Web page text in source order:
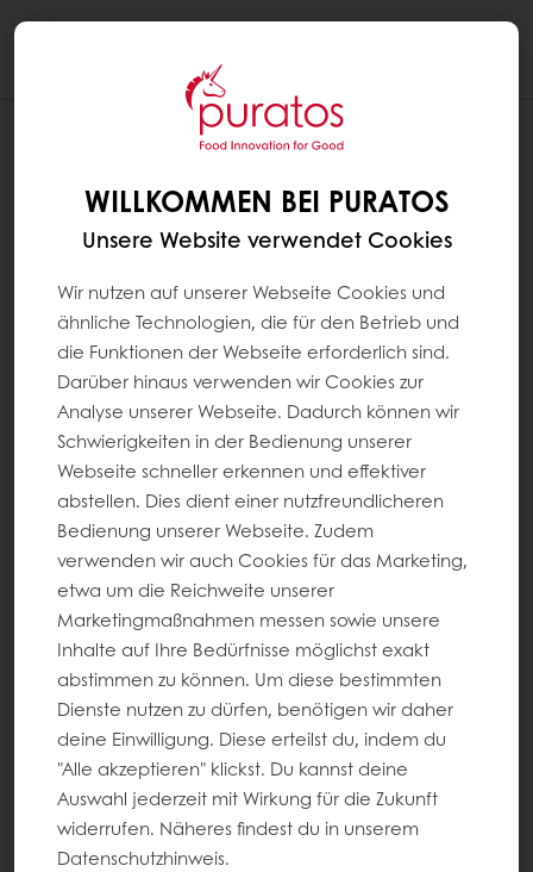
WILLKOMMEN BEI PURATOS
Unsere Website verwendet Cookies
Wir nutzen auf unserer Webseite Cookies und
ähnliche Technologien, die für den Betrieb und
die Funktionen der Webseite erforderlich sind.
Darüber hinaus verwenden wir Cookies zur
Analyse unserer Webseite. Dadurch können wir
Schwierigkeiten in der Bedienung unserer
Webseite schneller erkennen und effektiver
abstellen. Dies dient einer nutzfreundlicheren
Bedienung unserer Webseite. Zudem
verwenden wir auch Cookies für das Marketing,
etwa um die Reichweite unserer
Marketingmaßnahmen messen sowie unsere
Inhalte auf Ihre Bedürfnisse möglichst exakt
abstimmen zu können. Um diese bestimmten
Dienste nutzen zu dürfen, benötigen wir daher
deine Einwilligung. Diese erteilst du, indem du
"Alle akzeptieren" klickst. Du kannst deine
Auswahl jederzeit mit Wirkung für die Zukunft
widerrufen. Näheres findest du in unserem
Datenschutzhinweis.